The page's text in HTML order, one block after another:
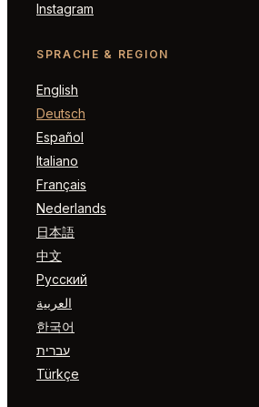
Instagram
SPRACHE & REGION
English
Deutsch
Español
Italiano
Français
Nederlands
日本語
中文
Русский
العربية
한국어
עברית
Türkçe